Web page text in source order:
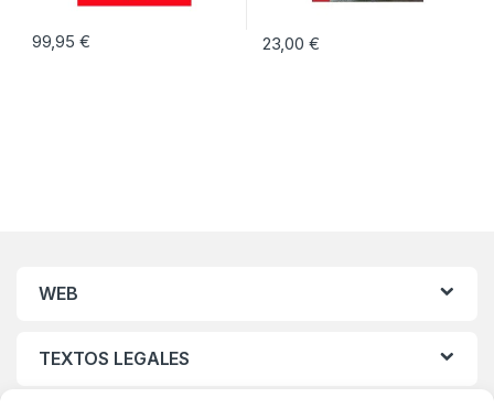
99,95 € 23,00 €
WEB
TEXTOS LEGALES